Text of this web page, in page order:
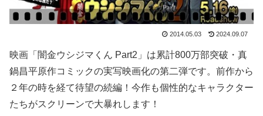
2014.05.03 2024.09.07
映画「闇金ウシジマくん Part2」は累計800万部突破・真
鍋昌平原作コミックの実写映画化の第二弾です。前作から
２年の時を経て待望の続編！今作も個性的なキャラクター
たちがスクリーンで大暴れします！